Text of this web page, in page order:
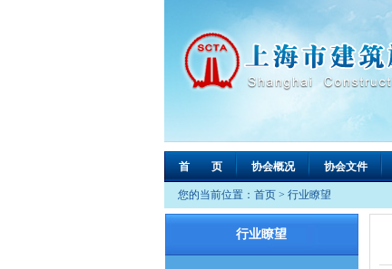
首 页 协会概况 协会文件
您的当前位置： 首页 > 行业瞭望
行业瞭望